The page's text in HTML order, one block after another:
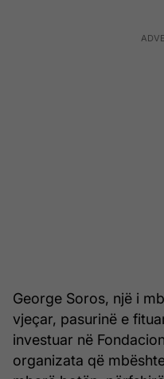
George Soros, një i
vjeçar, pasurinë e
investuar në
organizata që